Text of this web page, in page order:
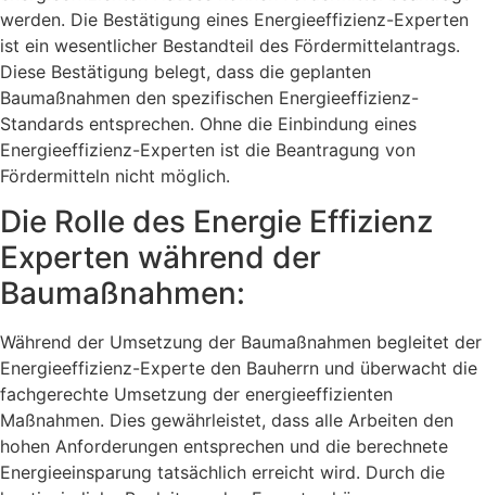
werden. Die Bestätigung eines Energieeffizienz-Experten
ist ein wesentlicher Bestandteil des Fördermittelantrags.
Diese Bestätigung belegt, dass die geplanten
Baumaßnahmen den spezifischen Energieeffizienz-
Standards entsprechen. Ohne die Einbindung eines
Energieeffizienz-Experten ist die Beantragung von
Fördermitteln nicht möglich.
Die Rolle des Energie Effizienz
Experten während der
Baumaßnahmen:
Während der Umsetzung der Baumaßnahmen begleitet der
Energieeffizienz-Experte den Bauherrn und überwacht die
fachgerechte Umsetzung der energieeffizienten
Maßnahmen. Dies gewährleistet, dass alle Arbeiten den
hohen Anforderungen entsprechen und die berechnete
Energieeinsparung tatsächlich erreicht wird. Durch die